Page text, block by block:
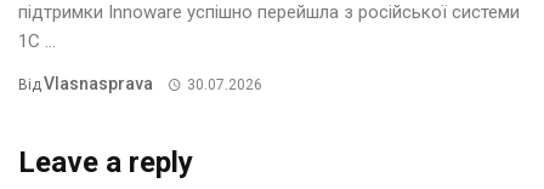
підтримки Innoware успішно перейшла з російської системи
1С ...
ВідVlasnasprava 30.07.2026
Leave a reply